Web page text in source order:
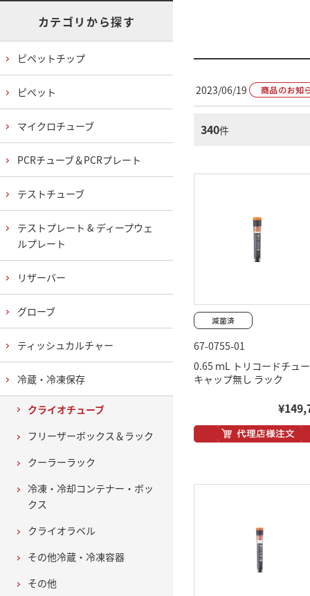
2023/06/19
340件
67-0755-01
0.65 ｍL トリコードチュ
キャップ無し ラック
カテゴリから探す
ピペットチップ
ピペット
マイクロチューブ
PCRチューブ＆PCRプレート
テストチューブ
テストプレート & ディープウェ
ルプレート
リザーバー
グローブ
ティッシュカルチャー
冷蔵・冷凍保存
クライオチューブ
フリーザーボックス＆ラック
クーラーラック
冷凍・冷却コンテナー・ボッ
クス
クライオラベル
その他冷蔵・冷凍容器
その他